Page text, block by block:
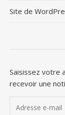
Site de
Saisissez votre
recevoir une